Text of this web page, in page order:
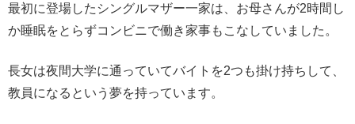
最初に登場したシングルマザー一家は、お母さんが2時間し
か睡眠をとらずコンビニで働き家事もこなしていました。
長女は夜間大学に通っていてバイトを2つも掛け持ちして、
教員になるという夢を持っています。